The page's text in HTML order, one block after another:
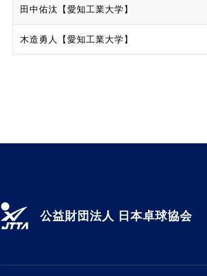
競技者育成委員会
スポーツ医・科学委員会
JTTAスポーツ団体ガバナ
ンスコード
理事会報告
加盟団体登録人数
田中佑汰【愛知工業大学】
木造勇人【愛知工業大学】
公益財団法人 日本卓球協会